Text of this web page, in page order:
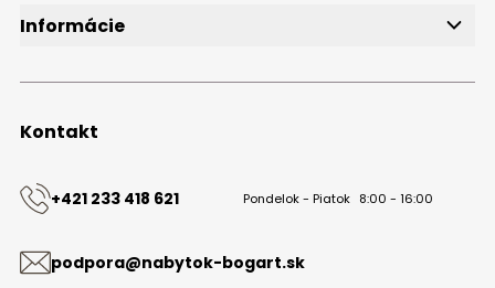
Informácie
Obchodné podmienky
Kontakt
Kontakt
+421 233 418 621 Pondelok - Piatok 8:00 - 16:00
podpora@nabytok-bogart.sk